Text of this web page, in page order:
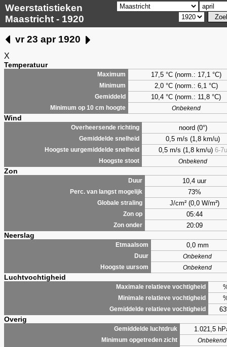
Weerstatistieken
Maastricht - 1920
vr 23 apr 1920
X
Temperatuur
Maximum 17,5 °C (norm.: 17,1 °C)
Minimum 2,0°C (norm.: 6,1 °C)
Gemiddeld 10,4 °C (norm.: 11,8 °C)
Minimum op 10 cm hoogte Onbekend
Wind
Overheersende richting noord (0°)
Gemiddelde snelheid 0,5 m/s (1,8 km/u)
Hoogste uurgemiddelde snelheid 0,5 m/s (1,8 km/u) 6-7u
Hoogste stoot Onbekend
Zon
Duur 10,4 uur
Perc. van langst mogelijk 73%
Globale straling J/cm² (0,0 W/m²)
Zon op 05:44
Zon onder 20:09
Neerslag
Etmaalsom 0,0 mm
Duur
Onbekend
Hoogste uursom
Onbekend
Luchtvochtigheid
Maximale relatieve vochtigheid
Minimale relatieve vochtigheid
Gemiddelde relatieve vochtigheid
Overig
Gemiddelde luchtdruk 1.021,5
Minimum opgetreden zicht
Onbekend